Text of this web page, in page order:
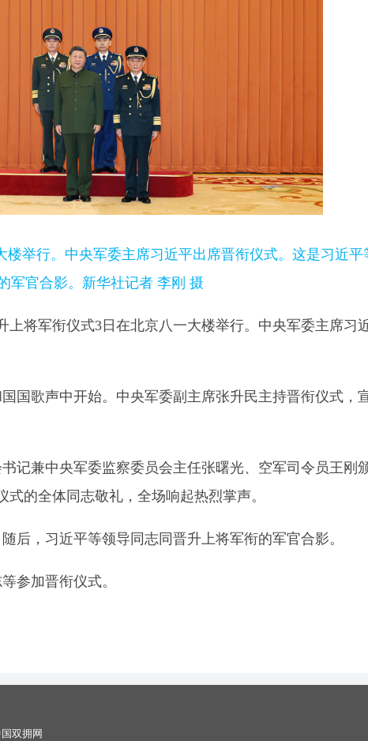
举行。中央军委主席习近平出席晋衔仪式。这是习近
军官合影。新华社记者 李刚 摄
将军衔仪式3日在北京八一大楼举行。中央军委主席习
国歌声中开始。中央军委副主席张升民主持晋衔仪式，
记兼中央军委监察委员会主任张曙光、空军司令员王刚
的全体同志敬礼，全场响起热烈掌声。
后，习近平等领导同志同晋升上将军衔的军官合影。
参加晋衔仪式。
双拥网